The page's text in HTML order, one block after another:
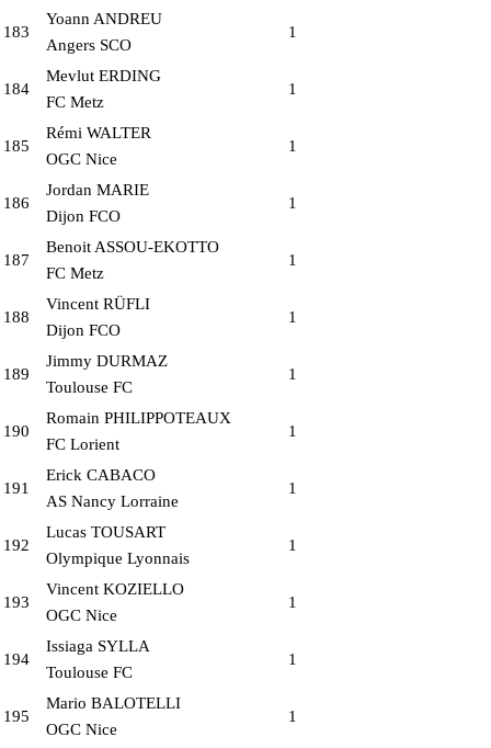
183
Yoann ANDREU
Angers SCO
1
184
Mevlut ERDING
FC Metz
1
185
Rémi WALTER
OGC Nice
1
186
Jordan MARIE
Dijon FCO
1
187
Benoit ASSOU-EKOTTO
FC Metz
1
188
Vincent RÜFLI
Dijon FCO
1
189
Jimmy DURMAZ
Toulouse FC
1
190
Romain PHILIPPOTEAUX
FC Lorient
1
191
Erick CABACO
AS Nancy Lorraine
1
192
Lucas TOUSART
Olympique Lyonnais
1
193
Vincent KOZIELLO
OGC Nice
1
194
Issiaga SYLLA
Toulouse FC
1
195
Mario BALOTELLI
OGC Nice
1